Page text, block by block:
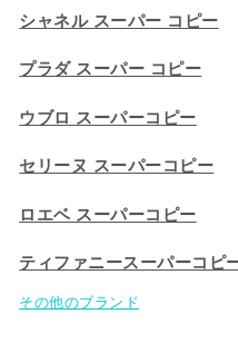
シャネル スーパー コピー
プラダ スーパー コピー
ウブロ スーパーコピー
セリーヌ スーパーコピー​
ロエベ スーパーコピー
ティファニースーパーコピ
その他のブランド